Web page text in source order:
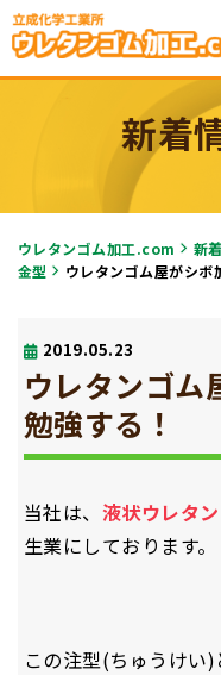
新着
ウレタンゴム加工.com 新
金型
ウレタンゴム屋がシボ
2019.05.23
ウレタンゴム
勉強する！
当社は、 液状ウレタ
生業にしております。
この注型(ちゅうけい